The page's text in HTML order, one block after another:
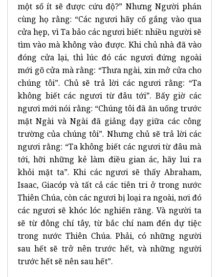
một số ít sẽ được cứu độ?” Nhưng Người phán
cùng họ rằng: “Các ngươi hãy cố gắng vào qua
cửa hẹp, vì Ta bảo các ngươi biết: nhiều người sẽ
tìm vào mà không vào được. Khi chủ nhà đã vào
đóng cửa lại, thì lúc đó các ngươi đứng ngoài
mới gõ cửa mà rằng: “Thưa ngài, xin mở cửa cho
chúng tôi”. Chủ sẽ trả lời các ngươi rằng: “Ta
không biết các ngươi từ đâu tới”. Bấy giờ các
ngươi mới nói rằng: “Chúng tôi đã ăn uống trước
mặt Ngài và Ngài đã giảng dạy giữa các công
trường của chúng tôi”. Nhưng chủ sẽ trả lời các
ngươi rằng: “Ta không biết các ngươi từ đâu mà
tới, hỡi những kẻ làm điều gian ác, hãy lui ra
khỏi mặt ta”. Khi các ngươi sẽ thấy Abraham,
Isaac, Giacóp và tất cả các tiên tri ở trong nước
Thiên Chúa, còn các ngươi bị loại ra ngoài, nơi đó
các ngươi sẽ khóc lóc nghiến răng. Và người ta
sẽ từ đông chí tây, từ bắc chí nam đến dự tiệc
trong nước Thiên Chúa. Phải, có những người
sau hết sẽ trở nên trước hết, và những người
trước hết sẽ nên sau hết”.